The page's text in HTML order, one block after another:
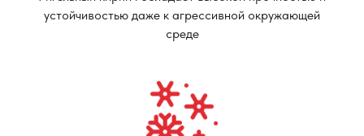
устойчивостью даже к агрессивной окружающей
среде